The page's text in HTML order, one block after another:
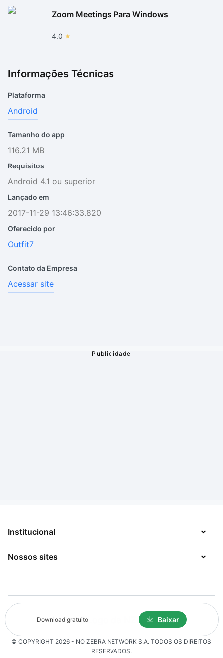
Download gratuito Baixar
Zoom Meetings Para Windows
4.0
Informações Técnicas
Plataforma
Android
Tamanho do app
116.21 MB
Requisitos
Android 4.1 ou superior
Lançado em
2017-11-29 13:46:33.820
Oferecido por
Outfit7
Contato da Empresa
Acessar site
Institucional
Sobre
Jobs
Política de Privacidade
Solicitação de Exclusão de Dados
Nossos sites
Mega Curioso
Minha Série
Click Jogos
© COPYRIGHT 2026 - NO ZEBRA NETWORK S.A. TODOS OS DIREITOS
RESERVADOS.